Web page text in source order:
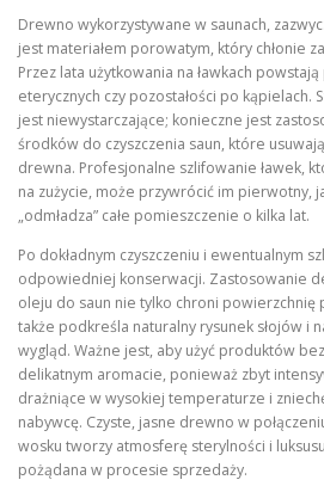
Drewno wykorzystywane w saunach,
jest materiałem porowatym, który chłonie
Przez lata użytkowania na ławkach
eterycznych czy pozostałości po kąpielach.
jest niewystarczające; konieczne jest
środków do czyszczenia saun, które
drewna. Profesjonalne szlifowanie ławek,
na zużycie, może przywrócić im pierwotny,
„odmładza” całe pomieszczenie o kilka lat.
Po dokładnym czyszczeniu i ewentualnym
odpowiedniej konserwacji. Zastosowanie
oleju do saun nie tylko chroni powierzchnię
także podkreśla naturalny rysunek słojów i
wygląd. Ważne jest, aby użyć produktów
delikatnym aromacie, ponieważ zbyt
drażniące w wysokiej temperaturze i
nabywcę. Czyste, jasne drewno w
wosku tworzy atmosferę sterylności i
pożądana w procesie sprzedaży.